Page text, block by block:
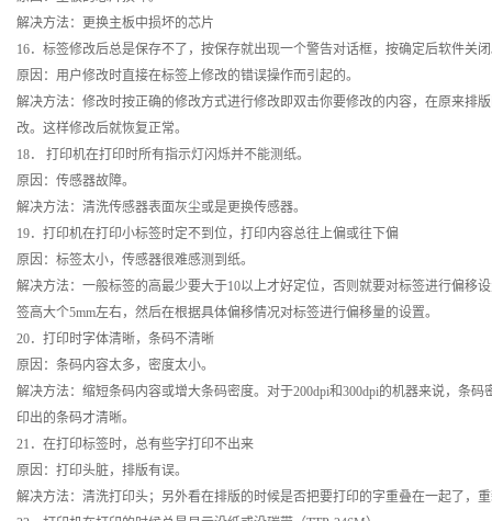
解决方法：更换主板中损坏的芯片
16．标签修改后总是保存不了，按保存就出现一个警告对话框，按确定后软件关
原因：用户修改时直接在标签上修改的错误操作而引起的。
解决方法：修改时按正确的修改方式进行修改即双击你要修改的内容，在原来排
改。这样修改后就恢复正常。
18． 打印机在打印时所有指示灯闪烁并不能测纸。
原因：传感器故障。
解决方法：清洗传感器表面灰尘或是更换传感器。
19．打印机在打印小标签时定不到位，打印内容总往上偏或往下偏
原因：标签太小，传感器很难感测到纸。
解决方法：一般标签的高最少要大于10以上才好定位，否则就要对标签进行偏移
签高大个5mm左右，然后在根据具体偏移情况对标签进行偏移量的设置。
20．打印时字体清晰，条码不清晰
原因：条码内容太多，密度太小。
解决方法：缩短条码内容或增大条码密度。对于200dpi和300dpi的机器来说，条
印出的条码才清晰。
21．在打印标签时，总有些字打印不出来
原因：打印头脏，排版有误。
解决方法：清洗打印头；另外看在排版的时候是否把要打印的字重叠在一起了，